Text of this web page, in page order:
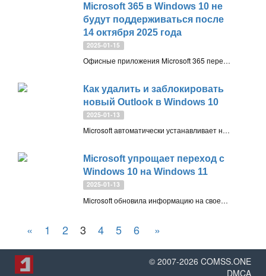
Microsoft 365 в Windows 10 не
будут поддерживаться после
14 октября 2025 года
2025-01-15
Офисные приложения Microsoft 365 перестанут получать обновления на устройствах с Windows 10 после 14 октября 2025 года. Чтобы сохранить актуальность и избежать проблем с производительностью, рекомендуется перейти на Windows 11
Как удалить и заблокировать
новый Outlook в Windows 10
2025-01-13
Microsoft автоматически устанавливает новый Outlook на Windows 10 вместе с обновлениями. Узнайте, как удалить приложение и предотвратить его повторную установку с помощью PowerShell и реестра
Microsoft упрощает переход с
Windows 10 на Windows 11
2025-01-13
Microsoft обновила информацию на своем сайте, чтобы помочь пользователям принять решение о переходе на Windows 11. Упрощены шаги проверки совместимости устройств, добавлены ярлыки и новые советы для геймеров и тех, кто ищет поддержку
« 1 2 3 4 5 6 »
© 2007-2026 COMSS.ONE
DMCA